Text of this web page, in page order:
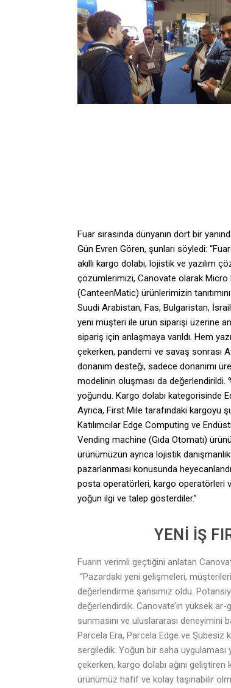
Fuar sırasında dünyanın dört bir
Gün Evren Gören, şunları söyledi:
akıllı kargo dolabı, lojistik ve yazılım
çözümlerimizi, Canovate olarak Micro
(CanteenMatic) ürünlerimizin
Suudi Arabistan, Fas, Bulgaristan,
yeni müşteri ile ürün siparişi üzerine
sipariş için anlaşmaya varıldı. Hem
çekerken, pandemi ve savaş sonrası
donanım desteği, sadece donanımı
modelinin oluşması da değerlendirildi.
yoğundu. Kargo dolabı kategorisinde
Ayrıca, First Mile tarafındaki kargoyu
Katılımcılar Edge Computing ve
Vending machine (Gıda Otomatı)
ürünümüzün ayrıca lojistik
pazarlanması konusunda
posta operatörleri, kargo operatörleri
yoğun ilgi ve talep gösterdiler.”
YENİ İŞ
Fuarın verimli geçtiğini anlatan
“Pazardaki yeni gelişmeleri,
değerlendirme şansımız oldu.
değerlendirdik. Canovate’in yüksek
sunmasını ve uluslararası deneyimini
Parcela Era, Parcela Edge ve Şubesiz
sergiledik. Yoğun bir saha uygulaması
çekerken, kargo dolabı ağını
ürünümüz hafif ve kolay taşınabilir